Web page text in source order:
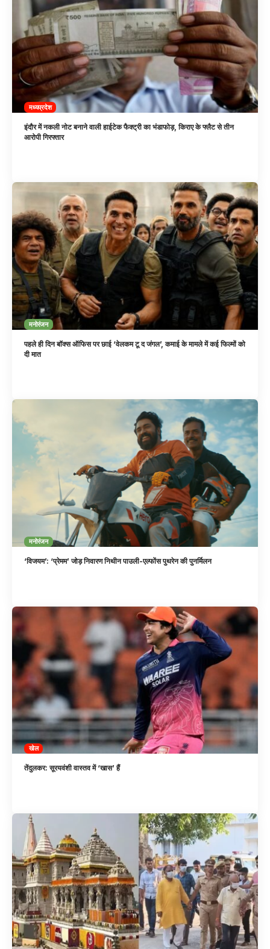
मध्यप्रदेश
इंदौर में नकली नोट बनाने वाली हाईटेक फैक्ट्री का भंडाफोड़, किराए के फ्लैट से तीन
आरोपी गिरफ्तार
मनोरंजन
पहले ही दिन बॉक्स ऑफिस पर छाई ‘वेलकम टू द जंगल’, कमाई के मामले में कई फिल्मों को
दी मात
मनोरंजन
‘विजयम’: ‘प्रेमम’ जोड़ निवारण निथीन पाउली-एल्फोंस पुथरेन की पुनर्मिलन
खेल
तेंदुलकर: सूरयवंशी वास्तव में ‘खास’ हैं